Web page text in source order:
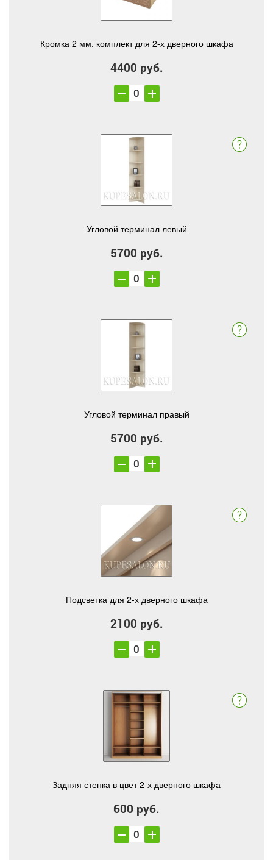
Кромка 2 мм, комплект для 2-х дверного шкафа
4400 руб.
Угловой терминал левый
5700 руб.
Угловой терминал правый
5700 руб.
Подсветка для 2-х дверного шкафа
2100 руб.
Задняя стенка в цвет 2-х дверного шкафа
600 руб.